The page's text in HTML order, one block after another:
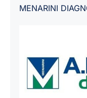
Tech
MENARINI